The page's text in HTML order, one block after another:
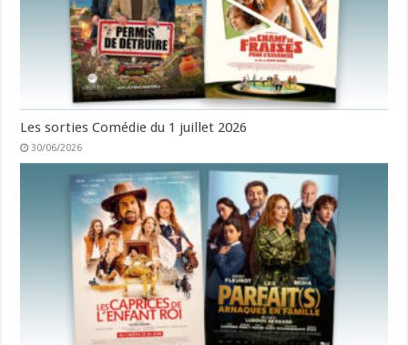
Les sorties Comédie du 1 juillet 2026
30/06/2026